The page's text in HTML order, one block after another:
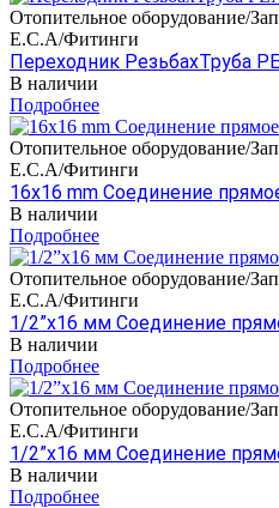
Отопительное оборудование/
E.C.A/Фитинги
Переходник РезьбахТруба
В наличии
Подробнее
Отопительное оборудование/
E.C.A/Фитинги
16x16 mm Соединение
В наличии
Подробнее
Отопительное оборудование/
E.C.A/Фитинги
1/2”x16 мм Соединение
В наличии
Подробнее
Отопительное оборудование/
E.C.A/Фитинги
1/2”x16 мм Соединение
В наличии
Подробнее